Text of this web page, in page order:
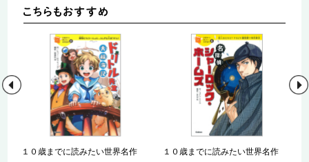
１０歳までに読みたい世界名作 １０歳までに読みたい世界名作